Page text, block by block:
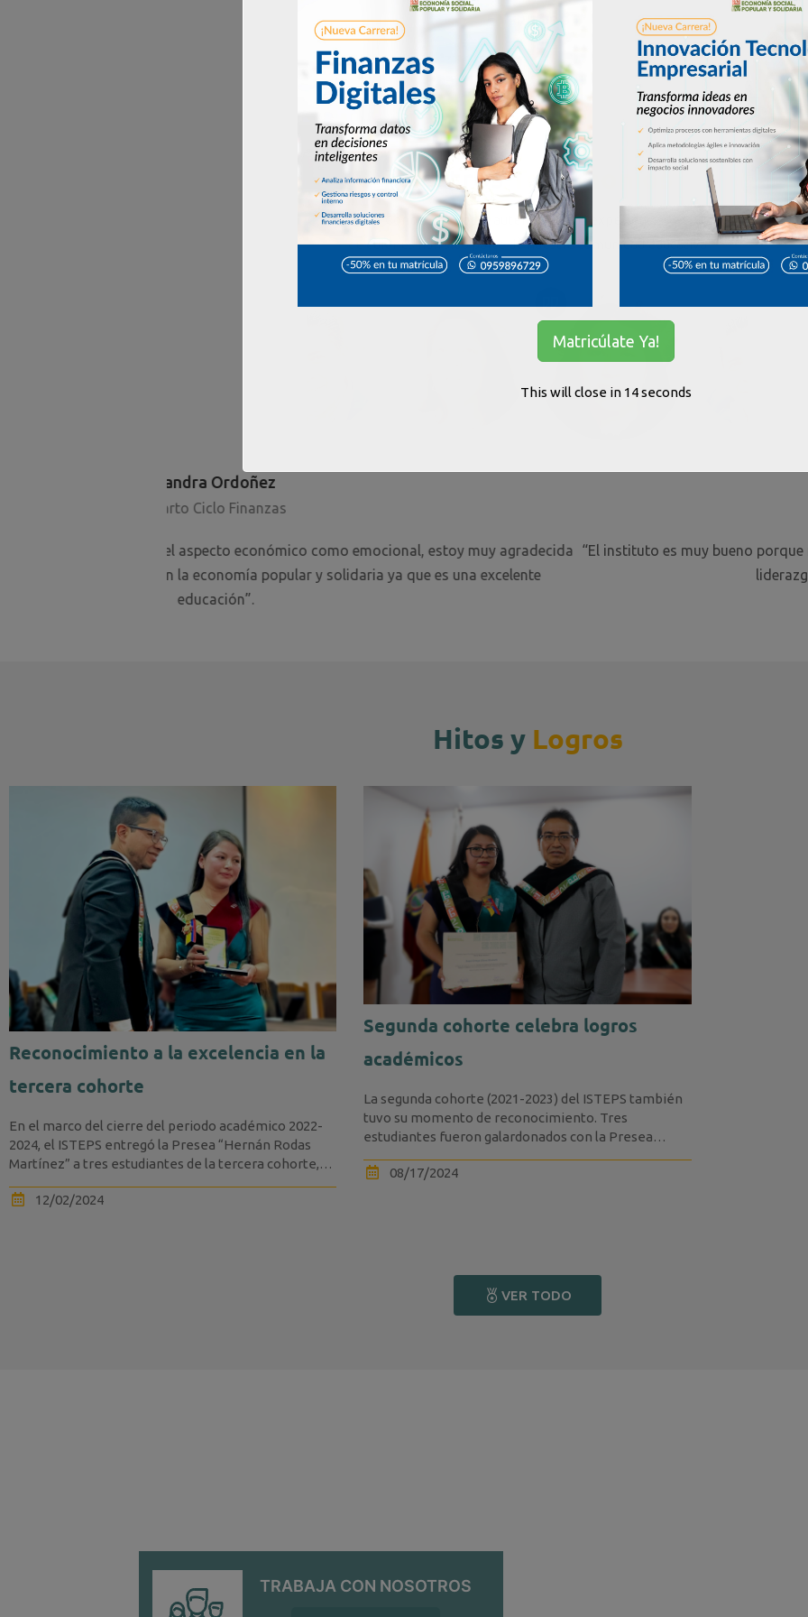
VER TODO
NuestrosTestimonios
Conoce las voces auténticas y las experiencias
de quienes han sido parte de nuestra comunidad educativa
estoy muy agradecida
ya que es una excelente
“El instituto es muy bueno porque nos permite trabajar y estudiar a la vez, he aprendido
liderazgo, cooperativismo. Me gusta mucho mi carrera”
Hitos y Logros
Reconocimiento a la excelencia en la
tercera cohorte
En el marco del cierre del periodo académico 2022-
2024, el ISTEPS entregó la Presea “Hernán Rodas
Martínez” a tres estudiantes de la tercera cohorte,
12/02/2024
Segunda cohorte celebra logros
académicos
La segunda cohorte (2021-2023) del ISTEPS también
tuvo su momento de reconocimiento. Tres
estudiantes fueron galardonados con la Presea
08/17/2024
VER TODO
TRABAJA CON NOSOTROS
Matricúlate Ya!
This will close in 13seconds